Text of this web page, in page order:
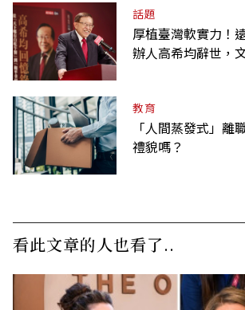
話題
厚植臺灣軟實力！
辦人高希均辭世，
教育
「人間蒸發式」離
禮貌嗎？
看此文章的人也看了..